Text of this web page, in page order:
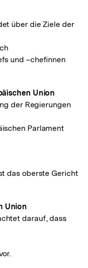
über die Ziele der
und –chefinnen
Union
der Regierungen
Parlament
das oberste Gericht
Union
darauf, dass